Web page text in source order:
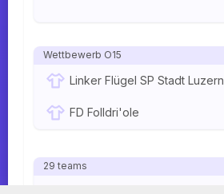
Wettbewerb O15
Linker Flügel SP Stadt Luzern
FD Folldri'ole
29 teams